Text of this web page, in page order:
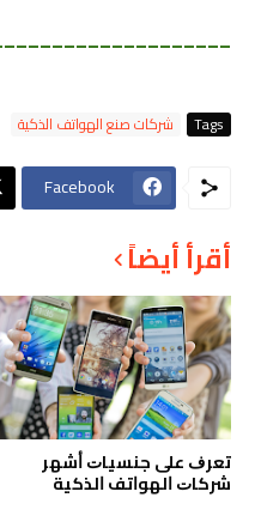
Tags شركات صنع الهواتف الذكية
Facebook
أقرأ أيضاً
ﺗﻌﺮﻑ ﻋﻠﻰ ﺟﻨﺴﻴﺎﺕ ﺃﺷﻬﺮ
ﺷﺮﻛﺎﺕ ﺍﻟﻬﻮﺍﺗﻒ ﺍﻟﺬﻛﻴﺔ